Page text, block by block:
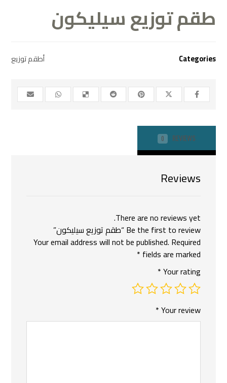
طقم توزيع سيليكون
Categories أطقم توزيع
REVIEWS
0
Reviews
There are no reviews yet.
Be the first to review “طقم توزيع سيليكون”
Your email address will not be published. Required
fields are marked
*
Your rating
*
Your review
*